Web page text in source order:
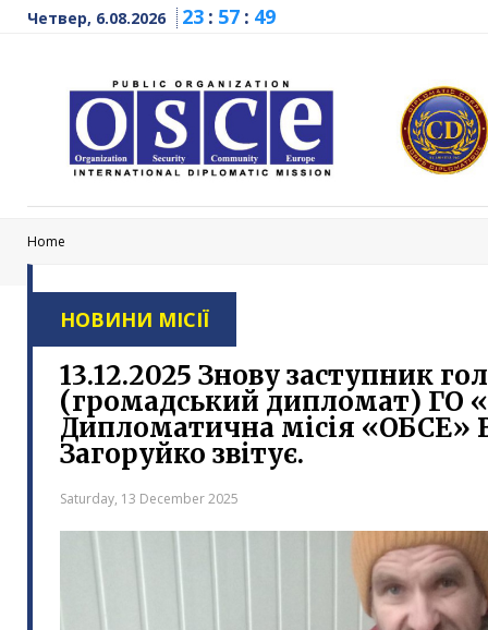
Четвер, 6.08.2026 23 : 57 : 50
Home
НОВИНИ МІСІЇ
13.12.2025 Знову заступник
(громадський дипломат) ГО
Дипломатична місія «ОБСЕ»
Загоруйко звітує.
Saturday, 13 December 2025